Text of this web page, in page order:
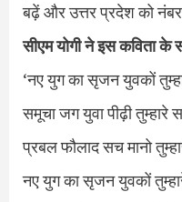
बढ़ें और उत्तर प्रदेश को
सीएम योगी ने इस कविता के
‘नए युग का सृजन युवकों
समूचा जग युवा पीढ़ी तुम्हारे
प्रबल फौलाद सच मानो
नए युग का सृजन युवकों